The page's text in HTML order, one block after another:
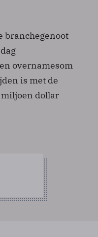
branchegenoot
overnamesom
is met de
miljoen dollar